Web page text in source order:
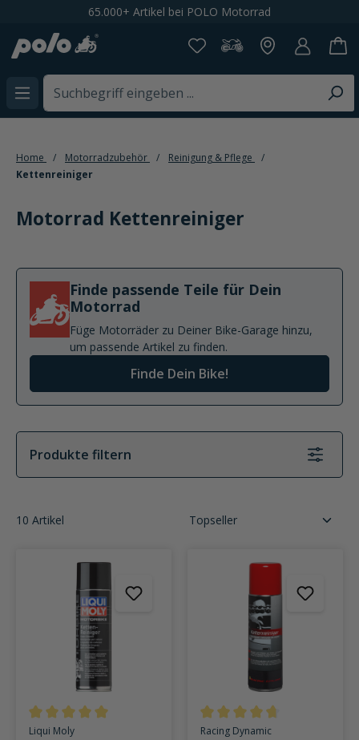
65.000+ Artikel bei POLO Motorrad
Home Motorradzubehör
Reinigung & Pflege
Kettenreiniger
Motorrad Kettenreiniger
Finde passende Teile für Dein
Motorrad
Füge Motorräder zu Deiner Bike-Garage hinzu,
um passende Artikel zu finden.
Finde Dein Bike!
Produkte filtern
10 Artikel
Durchschnittliche Bewertung von 5 von 5 Sternen
Liqui Moly Durchschnittliche Bewertung
Racing Dynamic